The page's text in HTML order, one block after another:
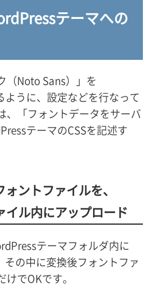
テーマへの
（Noto Sans）」を
うに、設定などを行なって
、「フォントデータをサーバ
テーマのCSSを記述す
ントファイルを、
ル内にアップロード
テーマフォルダ内に
その中に変換後フォントファ
でOKです。